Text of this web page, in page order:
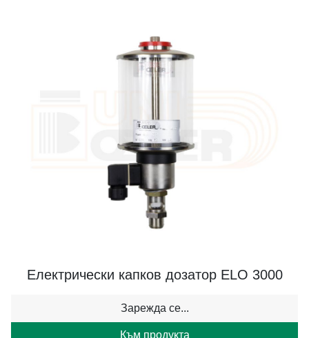
Електрически капков дозатор ELO 3000
Зарежда се...
Към продукта